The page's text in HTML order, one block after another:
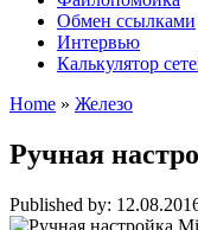
Обмен ссылками
Интервью
Калькулятор
Home » Железо
Ручная
Published by: